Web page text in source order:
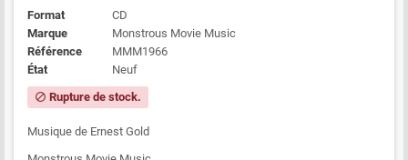
Format
CD
Marque
Monstrous Movie Music
Référence
MMM1966
État
Neuf
block Rupture de stock.
Musique de Ernest Gold